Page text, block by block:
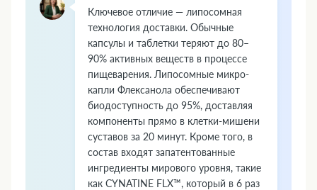
Ключевое отличие — липосомная
технология доставки. Обычные
капсулы и таблетки теряют до 80–
90% активных веществ в процессе
пищеварения. Липосомные микро-
капли Флексанола обеспечивают
биодоступность до 95%, доставляя
компоненты прямо в клетки-мишени
суставов за 20 минут. Кроме того, в
состав входят запатентованные
ингредиенты мирового уровня, такие
как CYNATINE FLX™, который в 6 раз